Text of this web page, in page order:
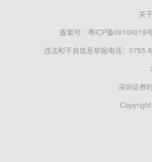
关
备案号： 粤ICP备09109218
违法和不良信息举报电话：0755-
深圳证券